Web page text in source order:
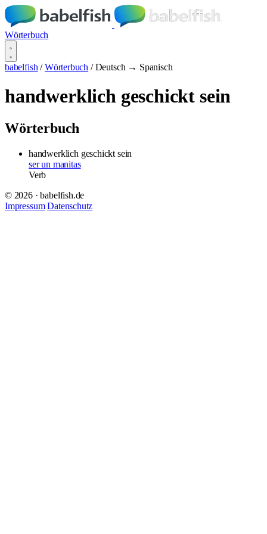
Wörterbuch
babelfish / Wörterbuch / Deutsch → Spanisch
handwerklich geschickt sein
Wörterbuch
handwerklich geschickt sein
ser un manitas
Verb
© 2026 · babelfish.de
Impressum Datenschutz